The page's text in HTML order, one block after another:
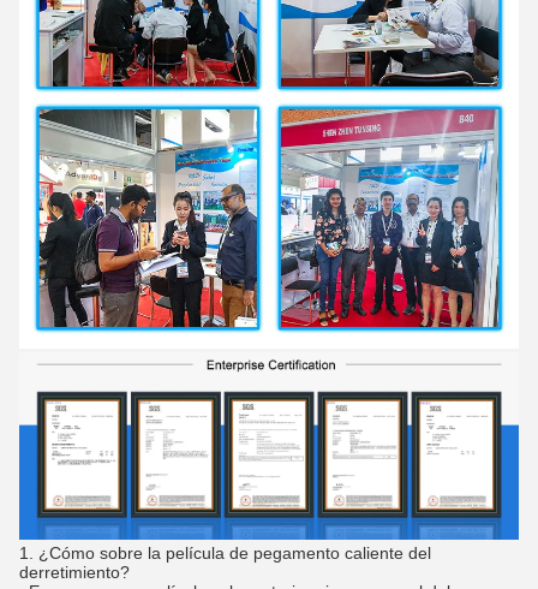
1. ¿Cómo sobre la película de pegamento caliente del
derretimiento?